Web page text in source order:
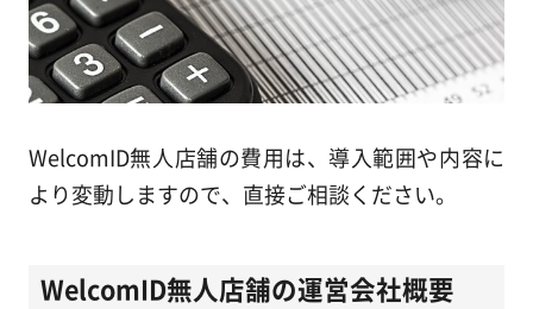
WelcomID無人店舗の費用は、導入範囲や内容に
より変動しますので、直接ご相談ください。
WelcomID無人店舗の運営会社概要